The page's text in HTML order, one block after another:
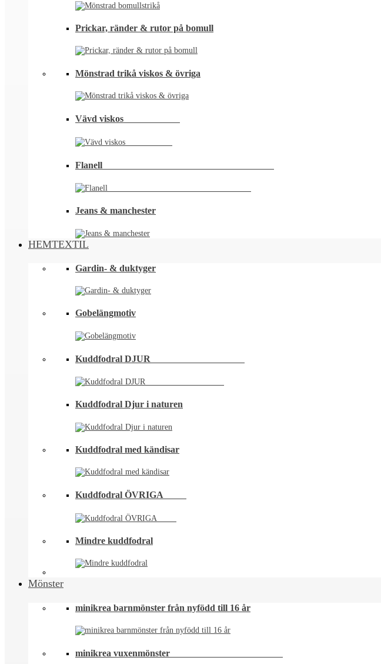
Prickar, ränder & rutor på bomull
Mönstrad trikå viskos & övriga
Vävd viskos⠀⠀⠀⠀⠀⠀⠀⠀
Flanell ⠀⠀⠀⠀⠀⠀⠀⠀⠀⠀⠀⠀⠀⠀⠀⠀⠀⠀⠀⠀⠀⠀⠀⠀
Jeans & manchester
HEMTEXTIL
Gardin- & duktyger
Gobelängmotiv
Kuddfodral DJUR ⠀⠀⠀⠀⠀⠀⠀⠀⠀⠀⠀⠀⠀
Kuddfodral Djur i naturen
Kuddfodral med kändisar
Kuddfodral ÖVRIGA ⠀⠀⠀
Mindre kuddfodral
Mönster
minikrea barnmönster från nyfödd till 16 år
minikrea vuxenmönster⠀⠀⠀⠀⠀⠀⠀⠀⠀⠀⠀⠀⠀⠀⠀⠀